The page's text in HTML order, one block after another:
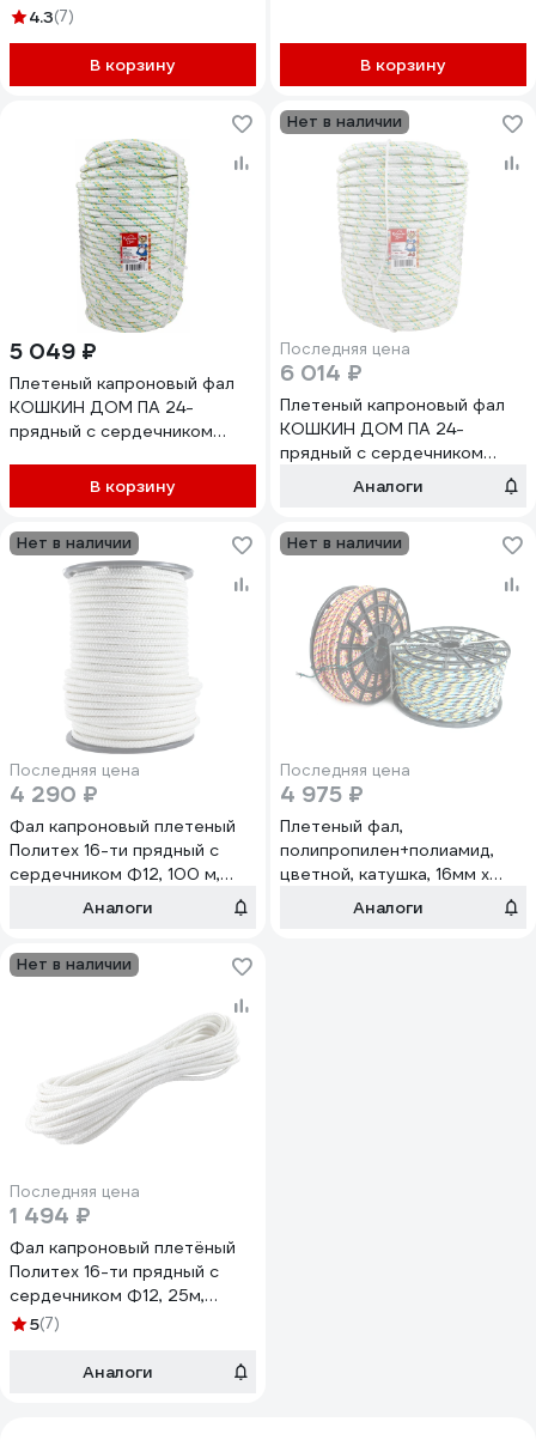
бухта 100м, 2200кгс СИБИН
4.3(7)
В корзину В корзину
5 049 ₽
Плетеный капроновый фал
КОШКИН ДОМ ПА 24-
прядный с сердечником
В корзину
Нет в наличии
Последняя цена
6 014 ₽
Плетеный капроновый фал
КОШКИН ДОМ ПА 24-
прядный с сердечником
12мм бухта 100 м 50-17-212
Аналоги
Нет в наличии
Последняя цена
4 290 ₽
Фал капроновый плетеный
Политех 16-ти прядный с
сердечником Ф12, 100 м,
2200 кгс 8001773
Аналоги
Нет в наличии
Последняя цена
4 975 ₽
Плетеный фал,
полипропилен+полиамид,
цветной, катушка, 16мм х
100м ТМ ГТ 00120
Аналоги
Нет в наличии
Последняя цена
1 494 ₽
Фал капроновый плетёный
Политех 16-ти прядный с
сердечником Ф12, 25м,
2200кгс 8001770
5(7)
Аналоги